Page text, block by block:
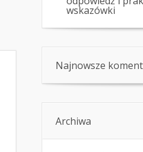
wskazówki
Najnowsze
Archiwa